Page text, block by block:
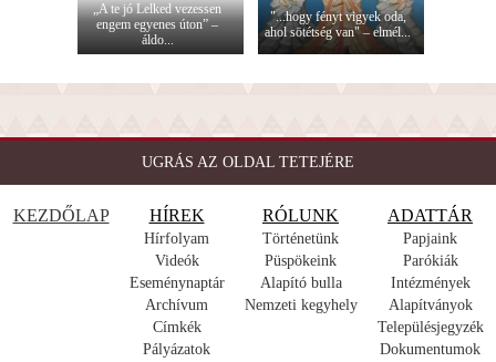
„A te jó Lelked vezessen
engem egyenes úton” –
áldo...
"...hogy fényt vigyek oda,
ahol sötétség van" – elmél...
UGRÁS AZ OLDAL TETEJÉRE
KEZDŐLAP HÍREK
Hírfolyam
Videók
Eseménynaptár
Archívum
Címkék
Pályázatok
RÓLUNK
Történetünk
Püspökeink
Alapító bulla
Nemzeti kegyhely
ADATTÁR
Papjaink
Parókiák
Intézmények
Alapítványok
Településjegyzék
Dokumentumok